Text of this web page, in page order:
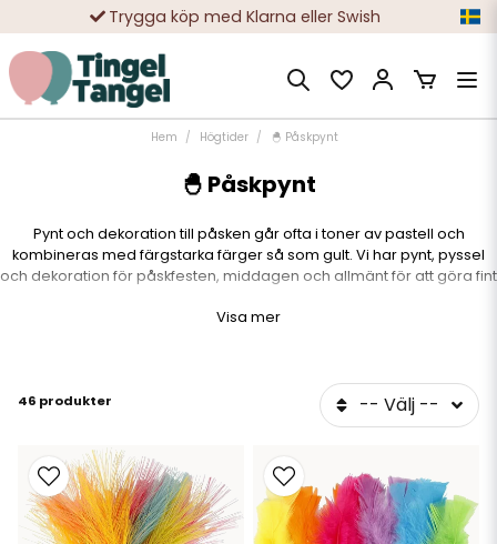
Trygga köp med Klarna eller Swish
10 000-tals nöjda kunder
Hem Högtider 🐣 Påskpynt
🐣 Påskpynt
Pynt och dekoration till påsken går ofta i toner av pastell och
kombineras med färgstarka färger så som gult. Vi har pynt, pyssel
och dekoration för påskfesten, middagen och allmänt för att göra fint
upp en lite dörr på väggen därPåskharen
och kycklingar livar upp där hemma.
Visa mer
46 produkter -- Välj --